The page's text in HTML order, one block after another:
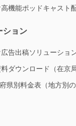
機能ポッドキャスト
ション
告出稿ソリューショ
ダウンロード（在京
県別料金表（地方別